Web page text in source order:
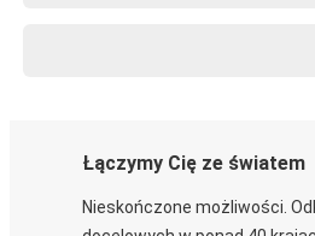
Łączymy Cię ze światem
Nieskończone możliwości.